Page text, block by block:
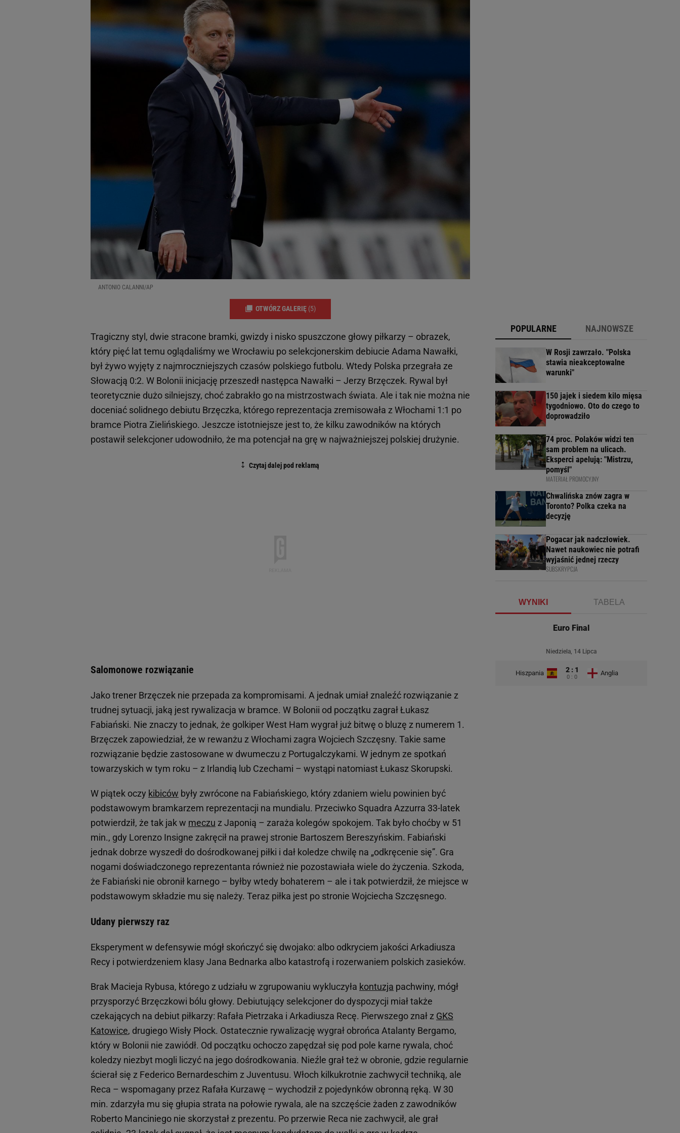
ANTONIO CALANNI/AP
OTWÓRZ GALERIĘ (5)
Tragiczny styl, dwie stracone bramki, gwizdy i nisko spuszczone głowy piłkarzy – obrazek,
który pięć lat temu oglądaliśmy we Wrocławiu po selekcjonerskim debiucie Adama Nawałki,
był żywo wyjęty z najmroczniejszych czasów polskiego futbolu. Wtedy Polska przegrała ze
Słowacją 0:2. W Bolonii inicjację przeszedł następca Nawałki – Jerzy Brzęczek. Rywal był
teoretycznie dużo silniejszy, choć zabrakło go na mistrzostwach świata. Ale i tak nie można nie
doceniać solidnego debiutu Brzęczka, którego reprezentacja zremisowała z Włochami 1:1 po
bramce Piotra Zielińskiego. Jeszcze istotniejsze jest to, że kilku zawodników na których
postawił selekcjoner udowodniło, że ma potencjał na grę w najważniejszej polskiej drużynie.
Salomonowe rozwiązanie
Jako trener Brzęczek nie przepada za kompromisami. A jednak umiał znaleźć rozwiązanie z
trudnej sytuacji, jaką jest rywalizacja w bramce. W Bolonii od początku zagrał Łukasz
Fabiański. Nie znaczy to jednak, że golkiper West Ham wygrał już bitwę o bluzę z numerem 1.
Brzęczek zapowiedział, że w rewanżu z Włochami zagra Wojciech Szczęsny. Takie same
rozwiązanie będzie zastosowane w dwumeczu z Portugalczykami. W jednym ze spotkań
towarzyskich w tym roku – z Irlandią lub Czechami – wystąpi natomiast Łukasz Skorupski.
W piątek oczy kibiców były zwrócone na Fabiańskiego, który zdaniem wielu powinien być
podstawowym bramkarzem reprezentacji na mundialu. Przeciwko Squadra Azzurra 33-latek
potwierdził, że tak jak w meczu z Japonią – zaraża kolegów spokojem. Tak było choćby w 51
min., gdy Lorenzo Insigne zakręcił na prawej stronie Bartoszem Bereszyńskim. Fabiański
jednak dobrze wyszedł do dośrodkowanej piłki i dał koledze chwilę na „odkręcenie się”. Gra
nogami doświadczonego reprezentanta również nie pozostawiała wiele do życzenia. Szkoda,
że Fabiański nie obronił karnego – byłby wtedy bohaterem – ale i tak potwierdził, że miejsce w
podstawowym składzie mu się należy. Teraz piłka jest po stronie Wojciecha Szczęsnego.
Udany pierwszy raz
Eksperyment w defensywie mógł skończyć się dwojako: albo odkryciem jakości Arkadiusza
Recy i potwierdzeniem klasy Jana Bednarka albo katastrofą i rozerwaniem polskich zasieków.
Brak Macieja Rybusa, którego z udziału w zgrupowaniu wykluczyła kontuzja pachwiny, mógł
przysporzyć Brzęczkowi bólu głowy. Debiutujący selekcjoner do dyspozycji miał także
czekających na debiut piłkarzy: Rafała Pietrzaka i Arkadiusza Recę. Pierwszego znał z GKS
Katowice, drugiego Wisły Płock. Ostatecznie rywalizację wygrał obrońca Atalanty Bergamo,
który w Bolonii nie zawiódł. Od początku ochoczo zapędzał się pod pole karne rywala, choć
koledzy niezbyt mogli liczyć na jego dośrodkowania. Nieźle grał też w obronie, gdzie regularnie
ścierał się z Federico Bernardeschim z Juventusu. Włoch kilkukrotnie zachwycił techniką, ale
Reca – wspomagany przez Rafała Kurzawę – wychodził z pojedynków obronną ręką. W 30
min. zdarzyła mu się głupia strata na połowie rywala, ale na szczęście żaden z zawodników
Roberto Manciniego nie skorzystał z prezentu. Po przerwie Reca nie zachwycił, ale grał
POPULARNE NAJNOWSZE
W Rosji zawrzało. "Polska
stawia nieakceptowalne
warunki"
150 jajek i siedem kilo mięsa
tygodniowo. Oto do czego to
doprowadziło
74 proc. Polaków widzi ten
sam problem na ulicach.
Eksperci apelują: "Mistrzu,
pomyśl"
MATERIAŁ PROMOCYJNY
Chwalińska znów zagra w
Toronto? Polka czeka na
decyzję
Pogacar jak nadczłowiek.
Nawet naukowiec nie potrafi
wyjaśnić jednej rzeczy
SUBSKRYPCJA
WYNIKI TABELA
Euro Final
Niedziela, 14 Lipca
Hiszpania 2 : 1
0 : 0
Anglia